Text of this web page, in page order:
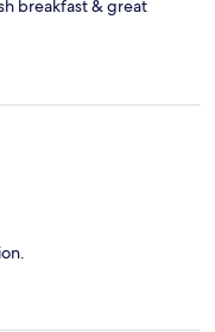
breakfast & great